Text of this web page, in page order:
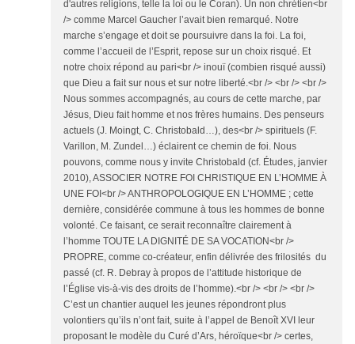
d'autres religions, telle la loi ou le Coran). Un non chrétien<br
/> comme Marcel Gaucher l’avait bien remarqué. Notre
marche s’engage et doit se poursuivre dans la foi. La foi,
comme l’accueil de l’Esprit, repose sur un choix risqué. Et
notre choix répond au pari<br /> inouï (combien risqué aussi)
que Dieu a fait sur nous et sur notre liberté.<br /> <br /> <br />
Nous sommes accompagnés, au cours de cette marche, par
Jésus, Dieu fait homme et nos frères humains. Des penseurs
actuels (J. Moingt, C. Christobald…), des<br /> spirituels (F.
Varillon, M. Zundel…) éclairent ce chemin de foi. Nous
pouvons, comme nous y invite Christobald (cf. Études, janvier
2010), ASSOCIER NOTRE FOI CHRISTIQUE EN L’HOMME À
UNE FOI<br /> ANTHROPOLOGIQUE EN L’HOMME ; cette
dernière, considérée commune à tous les hommes de bonne
volonté. Ce faisant, ce serait reconnaître clairement à
l’homme TOUTE LA DIGNITÉ DE SA VOCATION<br />
PROPRE, comme co-créateur, enfin délivrée des frilosités du
passé (cf. R. Debray à propos de l’attitude historique de
l’Église vis-à-vis des droits de l’homme).<br /> <br /> <br />
C’est un chantier auquel les jeunes répondront plus
volontiers qu’ils n’ont fait, suite à l’appel de Benoît XVI leur
proposant le modèle du Curé d’Ars, héroïque<br /> certes,